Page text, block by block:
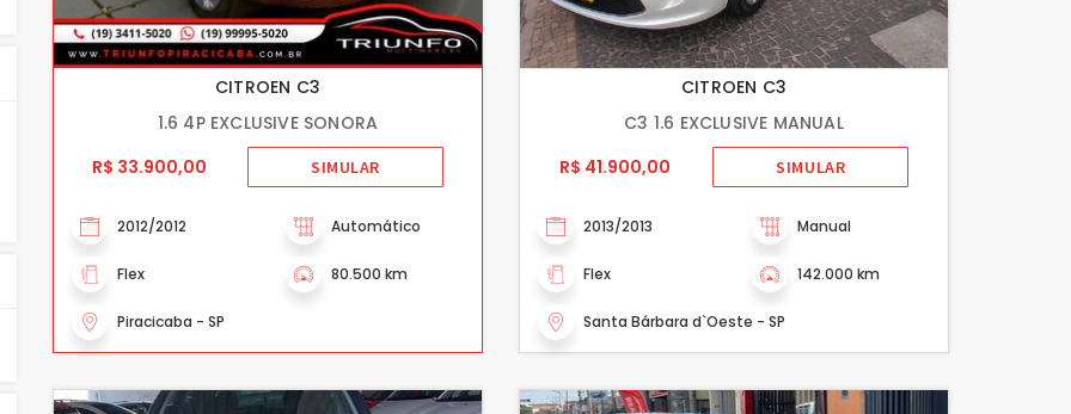
CITROEN C3
1.6 4P EXCLUSIVE SONORA
R$ 33.900,00
SIMULAR
2012/2012 Automático
Flex 80.500 km
Piracicaba - SP
CITROEN C3
C3 1.6 EXCLUSIVE MANUAL
R$ 41.900,00
SIMULAR
2013/2013 Manual
Flex 142.000 km
Santa Bárbara d`Oeste - SP